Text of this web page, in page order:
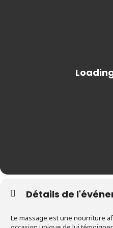
Détails de
Le massage est une nourriture